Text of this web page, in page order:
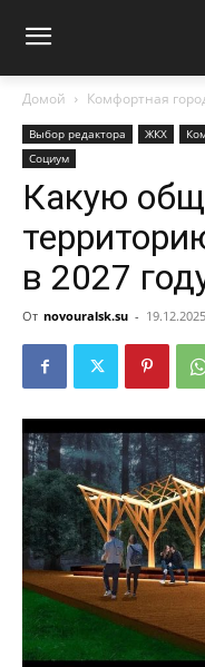
Домой Комфортная
Выбор редактора ЖКХ
Социум
Какую
в 2027
От novouralsk.su - 19.12.2025